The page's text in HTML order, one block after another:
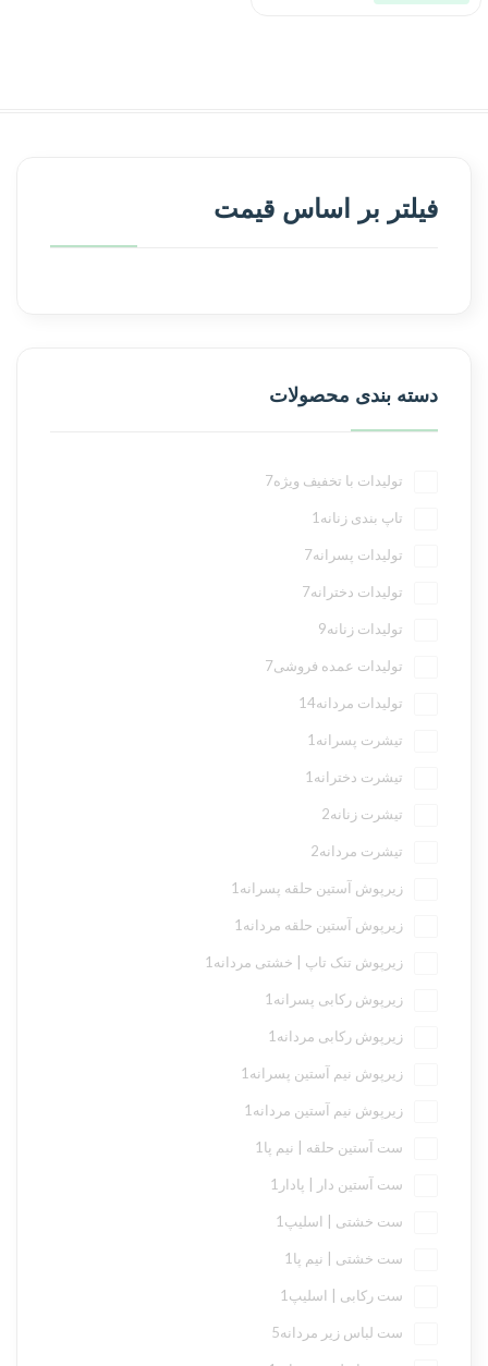
فیلتر بر اساس قیمت
دسته بندی محصولات
تولیدات با تخفیف ویژه7
تاپ بندی زنانه 1
تولیدات پسرانه7
تولیدات دخترانه7
تولیدات زنانه9
تولیدات عمده فروشی7
تولیدات مردانه14
تیشرت پسرانه 1
تیشرت دخترانه 1
تیشرت زنانه2
تیشرت مردانه2
زیرپوش آستین حلقه پسرانه 1
زیرپوش آستین حلقه مردانه 1
زیرپوش تنک تاپ | خشتی مردانه 1
زیرپوش رکابی پسرانه 1
زیرپوش رکابی مردانه 1
زیرپوش نیم آستین پسرانه 1
زیرپوش نیم آستین مردانه 1
ست آستین حلقه | نیم پا 1
ست آستین دار | پادار 1
ست خشتی | اسلیپ 1
ست خشتی | نیم پا 1
ست رکابی | اسلیپ 1
ست لباس زیر مردانه5